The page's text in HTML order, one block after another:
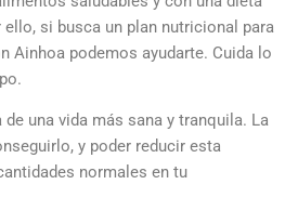
si busca un plan nutricional para
Ainhoa podemos ayudarte. Cuida lo
una vida más sana y tranquila. La
y poder reducir esta
normales en tu